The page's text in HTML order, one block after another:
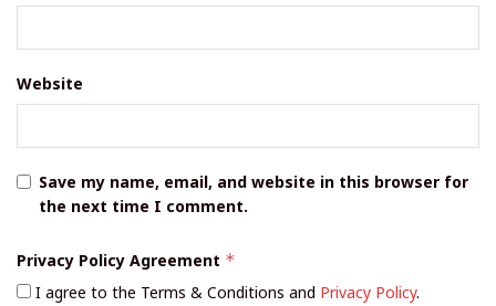
Website
Save my name, email, and website in this browser for
the next time I comment.
Privacy Policy Agreement *
I agree to the Terms & Conditions and Privacy Policy.